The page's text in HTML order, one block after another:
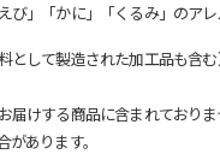
」「かに」「くるみ」のア
して製造された加工品も含
けする商品に含まれておりま
あります。